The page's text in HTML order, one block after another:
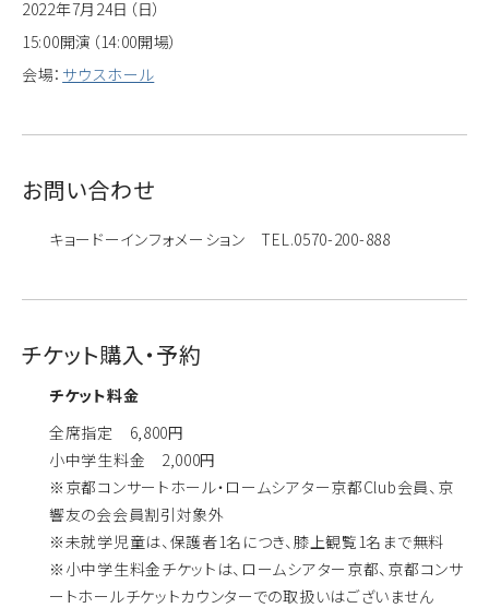
2022年7月24日（日）
15:00開演（14:00開場）
会場： サウスホール
お問い合わせ
キョードーインフォメーション TEL.0570-200-888
チケット購入・予約
チケット料金
全席指定 6,800円
小中学生料金 2,000円
※京都コンサートホール・ロームシアター京都Club会員、京
響友の会会員割引対象外
※未就学児童は、保護者1名につき、膝上観覧1名まで無料
※小中学生料金チケットは、ロームシアター京都、京都コンサ
ートホールチケットカウンターでの取扱いはございません